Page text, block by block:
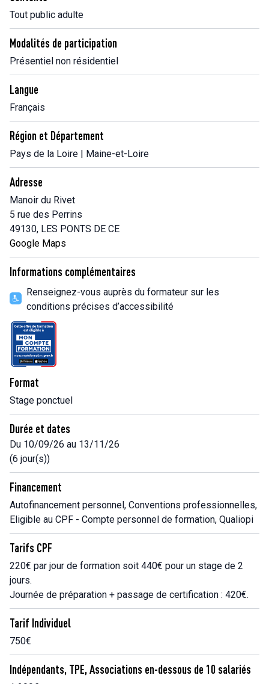
Tout public adulte
Modalités de participation
Présentiel non résidentiel
Langue
Français
Région et Département
Pays de la Loire | Maine-et-Loire
Adresse
Manoir du Rivet
5 rue des Perrins
49130, LES PONTS DE CE
Google Maps
Informations complémentaires
Renseignez-vous auprès du formateur sur les
conditions précises d’accessibilité
Format
Stage ponctuel
Durée et dates
Du 10/09/26 au 13/11/26
(6 jour(s))
Financement
Autofinancement personnel, Conventions professionnelles,
Eligible au CPF - Compte personnel de formation, Qualiopi
Tarifs CPF
220€ par jour de formation soit 440€ pour un stage de 2
jours.
Journée de préparation + passage de certification : 420€.
Tarif Individuel
750€
Indépendants, TPE, Associations en-dessous de 10 salariés